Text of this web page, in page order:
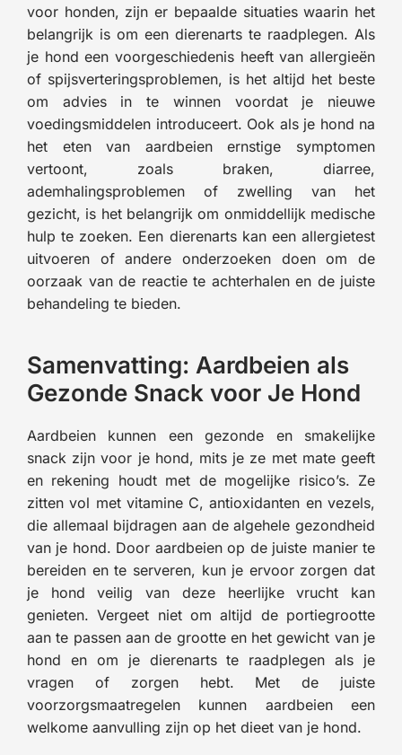
voor honden, zijn er bepaalde situaties waarin het
belangrijk is om een dierenarts te raadplegen. Als
je hond een voorgeschiedenis heeft van allergieën
of spijsverteringsproblemen, is het altijd het beste
om advies in te winnen voordat je nieuwe
voedingsmiddelen introduceert. Ook als je hond na
het eten van aardbeien ernstige symptomen
vertoont, zoals braken, diarree,
ademhalingsproblemen of zwelling van het
gezicht, is het belangrijk om onmiddellijk medische
hulp te zoeken. Een dierenarts kan een allergietest
uitvoeren of andere onderzoeken doen om de
oorzaak van de reactie te achterhalen en de juiste
behandeling te bieden.
Samenvatting: Aardbeien als
Gezonde Snack voor Je Hond
Aardbeien kunnen een gezonde en smakelijke
snack zijn voor je hond, mits je ze met mate geeft
en rekening houdt met de mogelijke risico’s. Ze
zitten vol met vitamine C, antioxidanten en vezels,
die allemaal bijdragen aan de algehele gezondheid
van je hond. Door aardbeien op de juiste manier te
bereiden en te serveren, kun je ervoor zorgen dat
je hond veilig van deze heerlijke vrucht kan
genieten. Vergeet niet om altijd de portiegrootte
aan te passen aan de grootte en het gewicht van je
hond en om je dierenarts te raadplegen als je
vragen of zorgen hebt. Met de juiste
voorzorgsmaatregelen kunnen aardbeien een
welkome aanvulling zijn op het dieet van je hond.